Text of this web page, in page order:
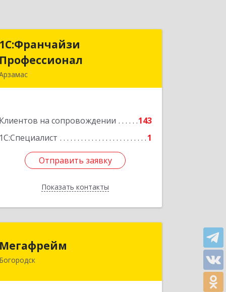
1С:Франчайзи
Профессионал
Клиентов на сопровождении
143
1С:Специалист
1
Отправить заявку
Показать контакты
1С:Франчайзи
Профессионал
Подробнее
Отправить заявку
Назад
Мегафрейм
Богородск